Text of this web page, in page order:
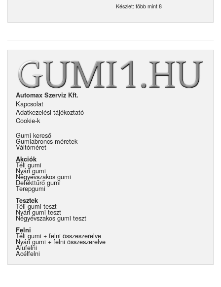
Készlet: több mint 8
Automax Szerviz Kft.
Kapcsolat
Adatkezelési tájékoztató
Cookie-k
Gumi kereső
Gumiabroncs méretek
Váltóméret
Akciók
Téli gumi
Nyári gumi
Négyévszakos gumi
Defekttűrő gumi
Terepgumi
Tesztek
Téli gumi teszt
Nyári gumi teszt
Négyévszakos gumi teszt
Felni
Téli gumi + felni összeszerelve
Nyári gumi + felni összeszerelve
Alufelni
Acélfelni